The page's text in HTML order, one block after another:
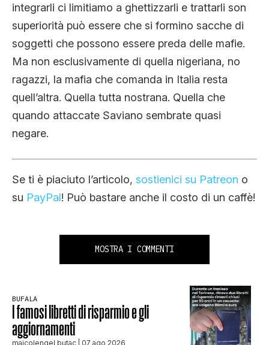
integrarli ci limitiamo a ghettizzarli e trattarli son
superiorità può essere che si formino sacche di
soggetti che possono essere preda delle mafie.
Ma non esclusivamente di quella nigeriana, no
ragazzi, la mafia che comanda in Italia resta
quell’altra. Quella tutta nostrana. Quella che
quando attaccate Saviano sembrate quasi
negare.
Se ti è piaciuto l’articolo, sostienici su Patreon o
su PayPal! Può bastare anche il costo di un caffè!
MOSTRA I COMMENTI
BUFALA
I famosi libretti di risparmio e gli
aggiornamenti
maicolengel butac | 07 ago 2026